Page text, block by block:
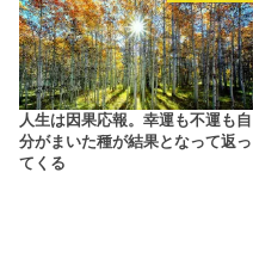
人生は因果応報。幸運も不運も自
分がまいた種が結果となって返っ
てくる